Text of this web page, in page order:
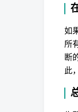
如
所
断
此